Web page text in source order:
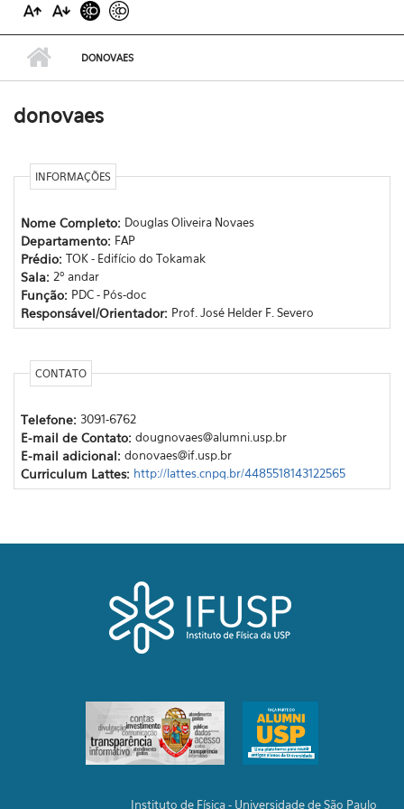
DONOVAES
donovaes
INFORMAÇÕES
Nome Completo: Douglas Oliveira Novaes
Departamento: FAP
Prédio: TOK - Edifício do Tokamak
Sala: 2º andar
Função: PDC - Pós-doc
Responsável/Orientador: Prof. José Helder F. Severo
CONTATO
Telefone: 3091-6762
E-mail de Contato: dougnovaes@alumni.usp.br
E-mail adicional: donovaes@if.usp.br
Curriculum Lattes: http://lattes.cnpq.br/4485518143122565
Instituto de Física - Universidade de São Paulo